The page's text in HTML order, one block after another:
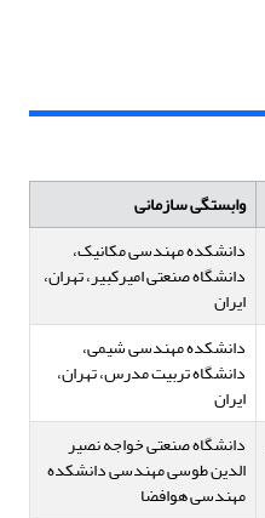
وابستگی سازمانی
دانشکده مهندسی مکانیک،
دانشگاه صنعتی امیرکبیر، تهران،
ایران
دانشکده مهندسی شیمی،
دانشگاه تربیت مدرس، تهران،
ایران
دانشگاه صنعتی خواجه نصیر
الدین طوسی مهندسی دانشکده
مهندسی هوافضا